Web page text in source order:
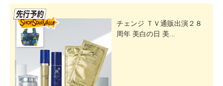
チェンジ ＴＶ通販出演２８
周年 美白の日 美...